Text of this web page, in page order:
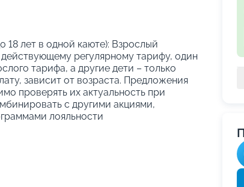
18 лет в одной каюте): Взрослый
регулярному тарифу, один
тарифа, а другие дети – только
зависит от возраста. Предложения
проверять их актуальность при
с другими акциями,
лояльности